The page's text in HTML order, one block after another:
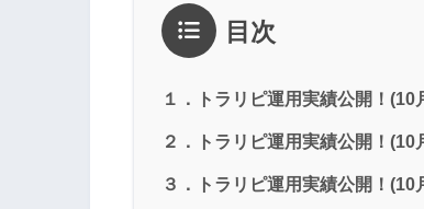
目次
１．トラリピ運用実績公開！(10
２．トラリピ運用実績公開！(10
３．トラリピ運用実績公開！(10